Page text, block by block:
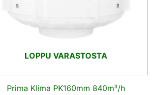
LOPPU VARASTOSTA
Prima Klima PK160mm 840m³/h